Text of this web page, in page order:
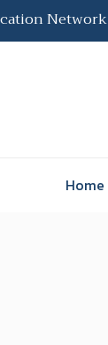
Network
Home